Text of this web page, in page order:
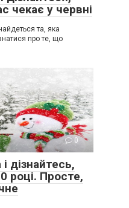
чекає у червні
та, яка
про те, що
0
дізнайтесь,
році. Просте,